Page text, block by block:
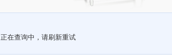
正在查询中，请刷新重试